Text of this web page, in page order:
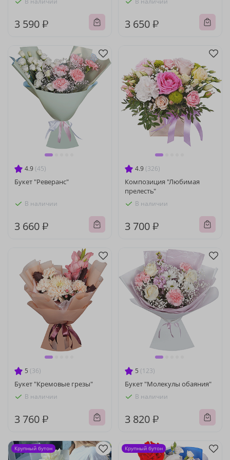
3 590 ₽ 3 650 ₽
4.9 (45)
Букет "Реверанс"
В наличии
3 660 ₽
4.9 (326)
Композиция "Любимая
прелесть"
В наличии
3 700 ₽
5 (36)
Букет "Кремовые грезы"
В наличии
3 760 ₽
5 (123)
Букет "Молекулы обаяния"
В наличии
3 820 ₽
Крупный бутон Крупный бутон